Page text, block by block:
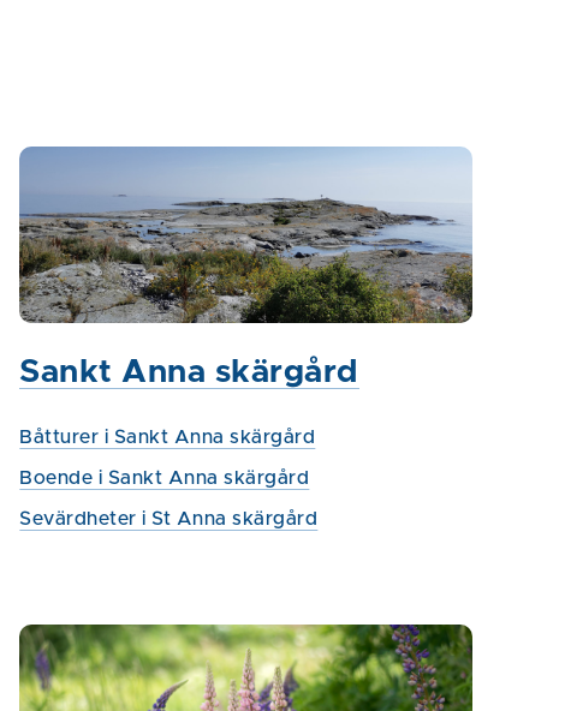
Sankt Anna skärgård
Båtturer i Sankt Anna skärgård
Boende i Sankt Anna skärgård
Sevärdheter i St Anna skärgård